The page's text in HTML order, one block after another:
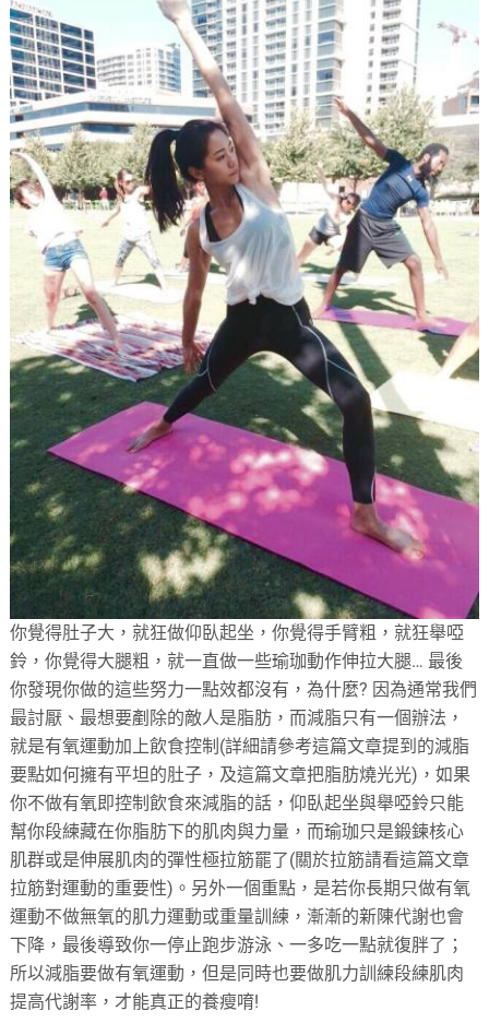
你覺得肚子大，就狂做仰臥起坐，你覺得手臂粗，就狂舉啞
鈴，你覺得大腿粗，就一直做一些瑜珈動作伸拉大腿… 最後
你發現你做的這些努力一點效都沒有，為什麼? 因為通常我們
最討厭、最想要剷除的敵人是脂肪，而減脂只有一個辦法，
就是有氧運動加上飲食控制(詳細請參考這篇文章提到的減脂
要點如何擁有平坦的肚子，及這篇文章把脂肪燒光光)，如果
你不做有氧即控制飲食來減脂的話，仰臥起坐與舉啞鈴只能
幫你段練藏在你脂肪下的肌肉與力量，而瑜珈只是鍛鍊核心
肌群或是伸展肌肉的彈性極拉筋罷了(關於拉筋請看這篇文章
拉筋對運動的重要性)。另外一個重點，是若你長期只做有氧
運動不做無氧的肌力運動或重量訓練，漸漸的新陳代謝也會
下降，最後導致你一停止跑步游泳、一多吃一點就復胖了；
所以減脂要做有氧運動，但是同時也要做肌力訓練段練肌肉
提高代謝率，才能真正的養瘦唷!